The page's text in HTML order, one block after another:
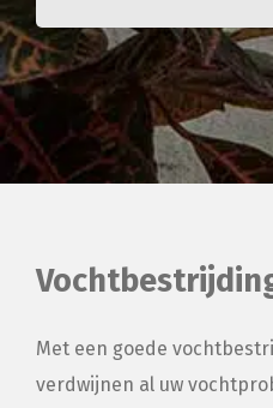
Met een goede
verdwijnen al uw